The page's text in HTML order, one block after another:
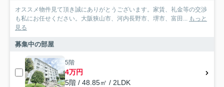
オススメ物件見て頂き誠にありがとうございます。家賃、礼金等の交渉
も私にお任せください。大阪狭山市、河内長野市、堺市、富田...
もっと
見る
募集中の部屋
5階
4万円
5階 / 48.85㎡ / 2LDK